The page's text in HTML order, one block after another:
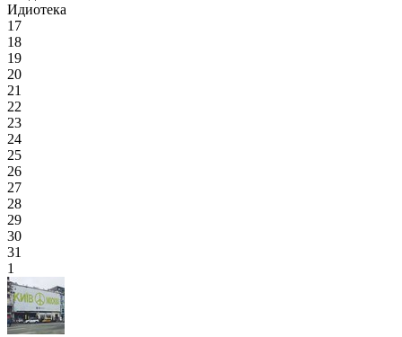
Идиотека
17
18
19
20
21
22
23
24
25
26
27
28
29
30
31
1